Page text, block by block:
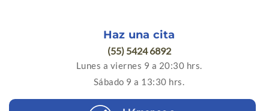
Haz una cita
(55) 5424 6892
Lunes a viernes 9 a 20:30 hrs.
Sábado 9 a 13:30 hrs.